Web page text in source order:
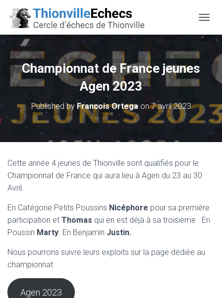
Championnat de France jeunes
Agen 2023
Published by Francois Ortegaon7 avril 2023
Cette année 4 jeunes de Thionville sont qualifiés pour le
Championnat de France qui aura lieu à Agen du 23 au 30
Avril.
En Catégorie Petits Poussins Nicéphore pour sa première
participation et Thomas qui en est déjà à sa troisième . En
Poussin Marty. En Benjamin Justin.
Nous pourrons suivre leurs exploits sur la page dédiée au
championnat
Agen 2023